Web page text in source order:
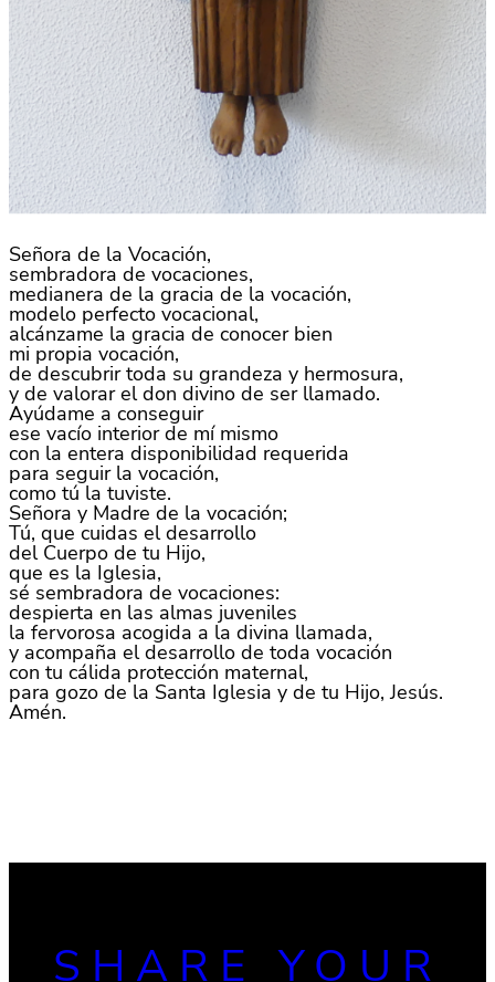
Señora de la Vocación,
sembradora de vocaciones,
medianera de la gracia de la vocación,
modelo perfecto vocacional,
alcánzame la gracia de conocer bien
mi propia vocación,
de descubrir toda su grandeza y hermosura,
y de valorar el don divino de ser llamado.
Ayúdame a conseguir
ese vacío interior de mí mismo
con la entera disponibilidad requerida
para seguir la vocación,
como tú la tuviste.
Señora y Madre de la vocación;
Tú, que cuidas el desarrollo
del Cuerpo de tu Hijo,
que es la Iglesia,
sé sembradora de vocaciones:
despierta en las almas juveniles
la fervorosa acogida a la divina llamada,
y acompaña el desarrollo de toda vocación
con tu cálida protección maternal,
para gozo de la Santa Iglesia y de tu Hijo, Jesús.
Amén.
SHARE YOUR